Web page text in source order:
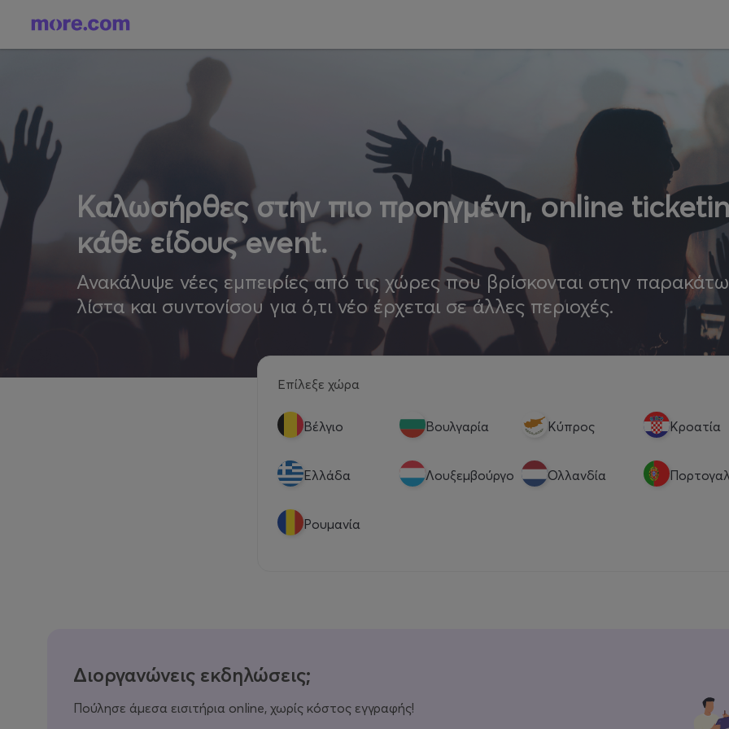
Καλωσήρθες στην πιο προηγμένη, online
κάθε είδους event.
Ανακάλυψε νέες εμπειρίες από τις χώρες που βρίσκονται στην παρακάτω
λίστα και συντονίσου για ό,τι νέο έρχεται σε άλλες περιοχές.
Επίλεξε χώρα
Βέλγιο Βουλγαρία Κύπρος Κροατία
Eλλάδα Λουξεμβούργο Ολλανδία
Ρουμανία
Διοργανώνεις εκδηλώσεις;
Πούλησε άμεσα εισιτήρια online, χωρίς κόστος εγγραφής!